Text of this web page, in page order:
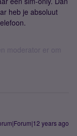
heb je absoluut
moderator er om
years ago